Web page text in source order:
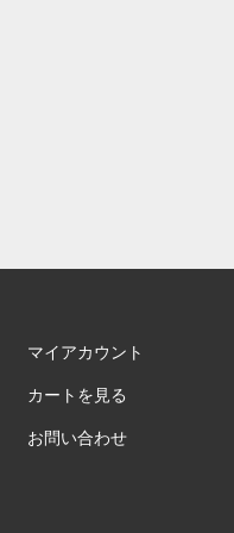
マイアカウント
カートを見る
お問い合わせ